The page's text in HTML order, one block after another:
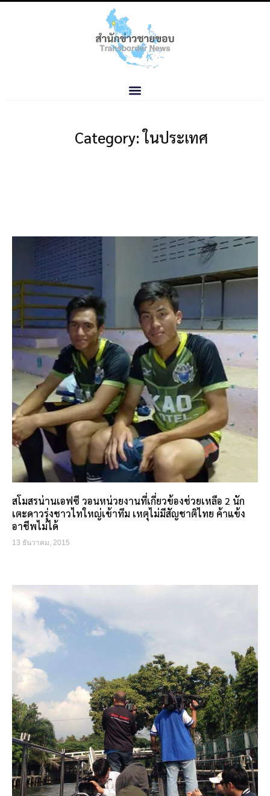
Category: ในประเทศ
สโมสรน่านเอฟซี วอนหน่วยงานที่เกี่ยวข้องช่วยเหลือ 2 นัก
เตะดาวรุ่งชาวไทใหญ่เข้าทีม เหตุไม่มีสัญชาติไทย ค้าแข้ง
อาชีพไม่ได้
13 ธันวาคม, 2015